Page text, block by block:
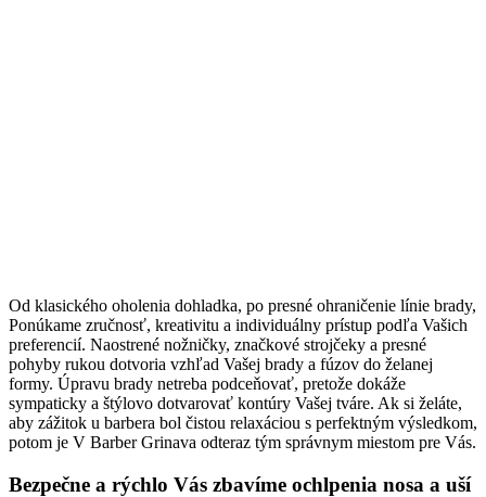
Od klasického oholenia dohladka, po presné ohraničenie línie brady,
Ponúkame zručnosť, kreativitu a individuálny prístup podľa Vašich
preferencií. Naostrené nožničky, značkové strojčeky a presné
pohyby rukou dotvoria vzhľad Vašej brady a fúzov do želanej
formy. Úpravu brady netreba podceňovať, pretože dokáže
sympaticky a štýlovo dotvarovať kontúry Vašej tváre. Ak si želáte,
aby zážitok u barbera bol čistou relaxáciou s perfektným výsledkom,
potom je V Barber Grinava odteraz tým správnym miestom pre Vás.
Bezpečne a rýchlo Vás zbavíme ochlpenia nosa a uší